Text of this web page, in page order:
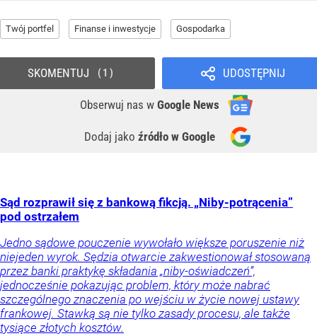
Twój portfel Finanse i inwestycje Gospodarka
UDOSTĘPNIJ
Obserwuj nas w Google News
Dodaj jako źródło w Google
SKOMENTUJ 1
Sąd rozprawił się z bankową fikcją. „Niby-potrącenia”
pod ostrzałem
Jedno sądowe pouczenie wywołało większe poruszenie niż
niejeden wyrok. Sędzia otwarcie zakwestionował stosowaną
przez banki praktykę składania „niby-oświadczeń”,
jednocześnie pokazując problem, który może nabrać
szczególnego znaczenia po wejściu w życie nowej ustawy
frankowej. Stawką są nie tylko zasady procesu, ale także
tysiące złotych kosztów.